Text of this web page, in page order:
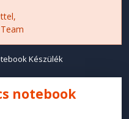
Készülék
notebook